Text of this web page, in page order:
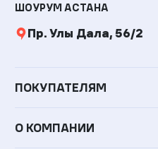
ШОУРУМ АСТАНА
Пр. Улы Дала, 56/2
ПОКУПАТЕЛЯМ
О КОМПАНИИ